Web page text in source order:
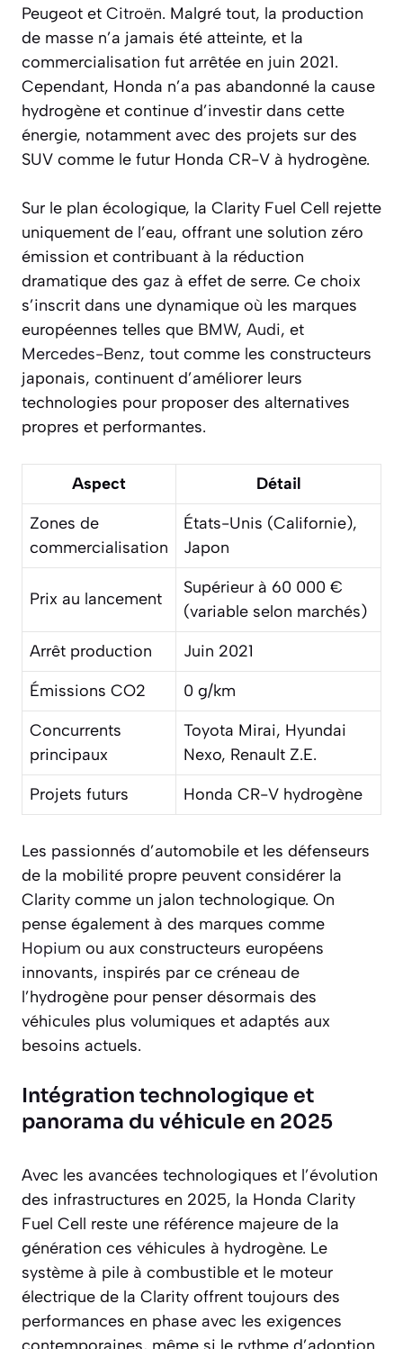
Peugeot et Citroën. Malgré tout, la production
de masse n’a jamais été atteinte, et la
commercialisation fut arrêtée en juin 2021.
Cependant, Honda n’a pas abandonné la cause
hydrogène et continue d’investir dans cette
énergie, notamment avec des projets sur des
SUV comme le futur Honda CR-V à hydrogène.
Sur le plan écologique, la Clarity Fuel Cell rejette
uniquement de l’eau, offrant une solution zéro
émission et contribuant à la réduction
dramatique des gaz à effet de serre. Ce choix
s’inscrit dans une dynamique où les marques
européennes telles que BMW, Audi, et
Mercedes-Benz, tout comme les constructeurs
japonais, continuent d’améliorer leurs
technologies pour proposer des alternatives
propres et performantes.
Aspect
Détail
Zones de
commercialisation
États-Unis (Californie),
Japon
Prix au lancement
Supérieur à 60 000 €
(variable selon marchés)
Arrêt production
Juin 2021
Émissions CO2
0 g/km
Concurrents
principaux
Toyota Mirai, Hyundai
Nexo, Renault Z.E.
Projets futurs
Honda CR-V hydrogène
Les passionnés d’automobile et les défenseurs
de la mobilité propre peuvent considérer la
Clarity comme un jalon technologique. On
pense également à des marques comme
Hopium ou aux constructeurs européens
innovants, inspirés par ce créneau de
l’hydrogène pour penser désormais des
véhicules plus volumiques et adaptés aux
besoins actuels.
Intégration technologique et
panorama du véhicule en 2025
Avec les avancées technologiques et l’évolution
des infrastructures en 2025, la Honda Clarity
Fuel Cell reste une référence majeure de la
génération ces véhicules à hydrogène. Le
système à pile à combustible et le moteur
électrique de la Clarity offrent toujours des
performances en phase avec les exigences
contemporaines, même si le rythme d’adoption